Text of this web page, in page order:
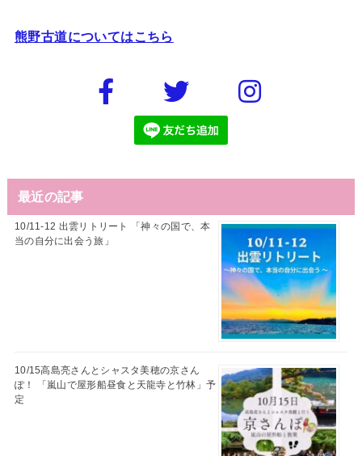
熊野古道についてはこちら
最近の記事
10/11-12 出雲リトリート 「神々の国で、本
当の自分に出会う旅」
10/15高島亮さんとシャスタ美穂の京さん
ぽ！ 「嵐山で屋形船昼食と天龍寺と竹林」予
定